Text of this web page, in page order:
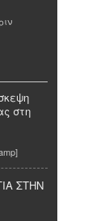
στη
ΣΤΗΝ